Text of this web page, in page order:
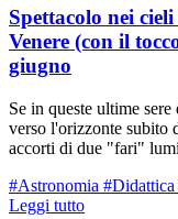
Spettacolo nei
Venere (con il
giugno
Se in queste ultime
verso l'orizzonte subito
accorti di due "fari"
pianeti più brillanti del
sono avvicinati sempre di più. Il culmine di questo
#Astronomia #Didattica
Leggi tutto